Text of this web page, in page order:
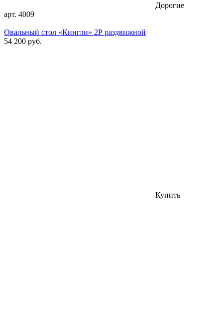
Дорогие
арт. 4009
Овальный стол «Кингли» 2Р раздвижной
54 200 руб.
Купить